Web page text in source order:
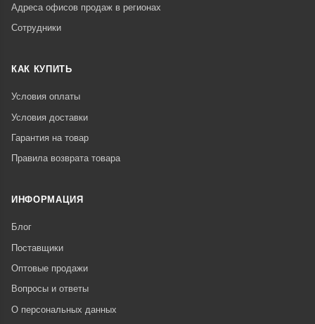
Адреса офисов продаж в регионах
Сотрудники
КАК КУПИТЬ
Условия оплаты
Условия доставки
Гарантия на товар
Правила возврата товара
ИНФОРМАЦИЯ
Блог
Поставщики
Оптовые продажи
Вопросы и ответы
О персональных данных